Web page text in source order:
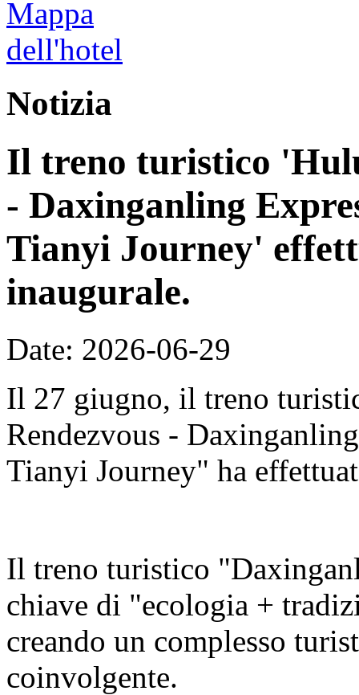
Notizia
Il treno turistico
- Daxinganling
Tianyi Journey'
inaugurale.
Date: 2026-06-29
Il 27 giugno, il treno
Rendezvous -
Tianyi Journey" ha
Il treno turistico
chiave di "ecologia +
creando un complesso
coinvolgente.